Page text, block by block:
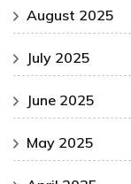
August 2025
July 2025
June 2025
May 2025